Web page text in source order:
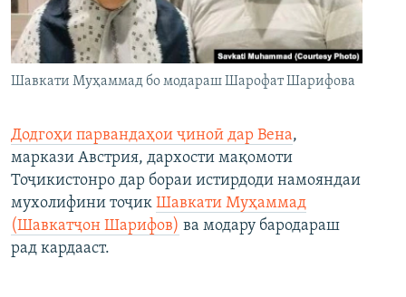
Шавкати Муҳаммад бо модараш Шарофат Шарифова
Додгоҳи парвандаҳои ҷиноӣ дар Вена,
маркази Австрия, дархости мақомоти
Тоҷикистонро дар бораи истирдоди намояндаи
мухолифини тоҷик Шавкати Муҳаммад
(Шавкатҷон Шарифов) ва модару бародараш
рад кардааст.